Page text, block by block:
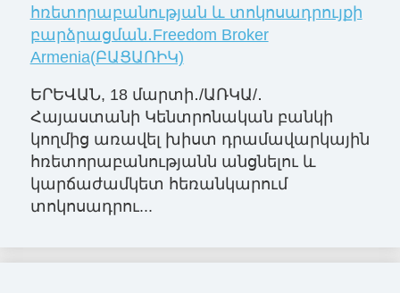
հռետորաբանության և տոկոսադրույքի
բարձրացման․Freedom Broker
Armenia(ԲԱՑԱՌԻԿ)
ԵՐԵՎԱՆ, 18 մարտի․/ԱՌԿԱ/․
Հայաստանի Կենտրոնական բանկի
կողմից առավել խիստ դրամավարկային
հռետորաբանությանն անցնելու և
կարճաժամկետ հեռանկարում
տոկոսադրու...